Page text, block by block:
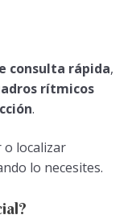
consulta rápida,
rítmicos
.
o localizar
lo necesites.